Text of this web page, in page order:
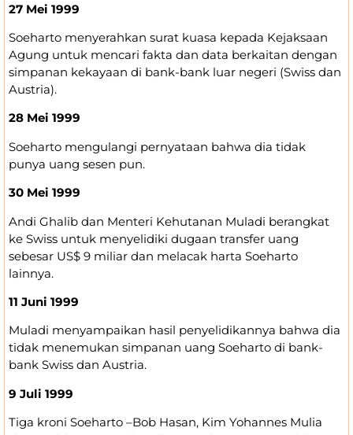
27 Mei 1999
Soeharto menyerahkan surat kuasa kepada Kejaksaan
Agung untuk mencari fakta dan data berkaitan dengan
simpanan kekayaan di bank-bank luar negeri (Swiss dan
Austria).
28 Mei 1999
Soeharto mengulangi pernyataan bahwa dia tidak
punya uang sesen pun.
30 Mei 1999
Andi Ghalib dan Menteri Kehutanan Muladi berangkat
ke Swiss untuk menyelidiki dugaan transfer uang
sebesar US$ 9 miliar dan melacak harta Soeharto
lainnya.
11 Juni 1999
Muladi menyampaikan hasil penyelidikannya bahwa dia
tidak menemukan simpanan uang Soeharto di bank-
bank Swiss dan Austria.
9 Juli 1999
Tiga kroni Soeharto –Bob Hasan, Kim Yohannes Mulia